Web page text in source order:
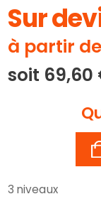
Sur
à partir
soit 69,60
3 niveaux